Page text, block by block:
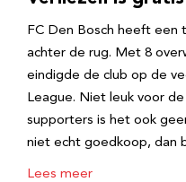
FC Den Bosch heeft een
achter de rug. Met 8
eindigde de club op de
League. Niet leuk voor
supporters is het ook
niet echt goedkoop, dan
Lees meer